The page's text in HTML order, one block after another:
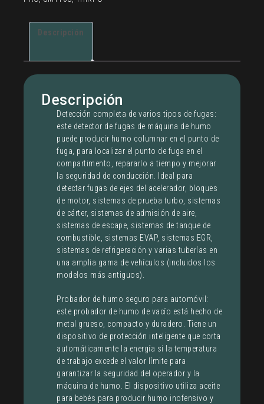
108PRO
Descripción
Descripción
Detección completa de varios tipos de fugas:
este detector de fugas de máquina de humo
puede producir humo columnar en el punto de
fuga, para localizar el punto de fuga en el
compartimento, repararlo a tiempo y mejorar
la seguridad de conducción. Ideal para
detectar fugas de ejes del acelerador, bloques
de motor, sistemas de prueba turbo, sistemas
de cárter, sistemas de admisión de aire,
sistemas de escape, sistemas de tanque de
combustible, sistemas EVAP, sistemas EGR,
sistemas de refrigeración y varias tuberías en
una amplia gama de vehículos (incluidos los
modelos más antiguos).
Probador de humo seguro para automóvil:
este probador de humo de vacío está hecho de
metal grueso, compacto y duradero. Tiene un
dispositivo de protección inteligente que corta
automáticamente la energía si la temperatura
de trabajo excede el valor límite para
garantizar la seguridad del operador y la
máquina de humo. El dispositivo utiliza aceite
para bebés para producir humo inofensivo y